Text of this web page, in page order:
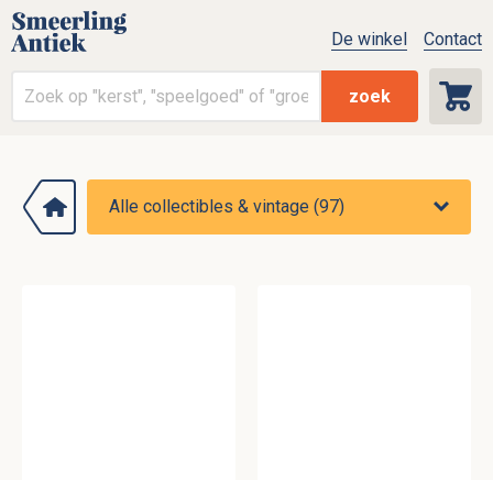
zoek
De winkel Contact